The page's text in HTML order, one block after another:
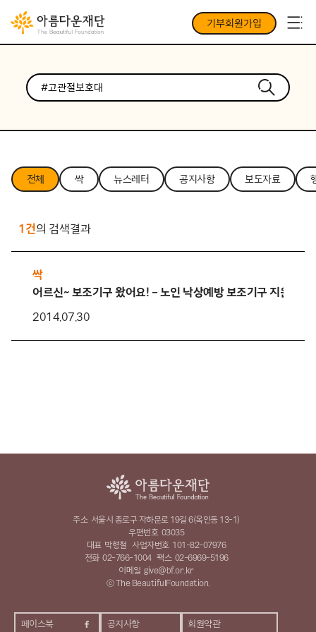
기부회원가입
전체 싹 뉴스레터 공지사항 보도자료
1건의 검색결과
싹
어르신~ 보조기구 왔어요! – 노인 낙상예방 보조기구 지원사업
2014.07.30
페이스북 공지사항 회원약관
주소 서울시 종로구 자하문로 19길 6(옥인동 13-1)
우편번호 03035
대표 박형철 사업자번호 101-82-07976
전화 02-766-1004 팩스 02-6969-5196
이메일 give@bf.or.kr
ⓒ The BeautifulFoundation.